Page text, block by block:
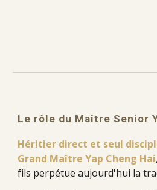
Le rôle du Maître Senior
Héritier direct et seul
Grand Maître Yap Cheng Hai
fils perpétue aujourd'hui la